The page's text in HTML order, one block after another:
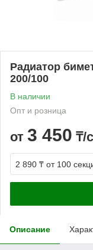
Радиатор
200/100
В наличии
Опт и розница
от 3 450 ₸/
2 890 ₸ от 100
Описание